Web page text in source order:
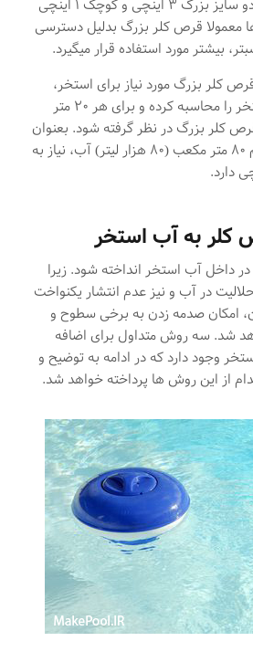
انجام داد. قرص کلر در دو سایز بزرگ ۳ اینچی و کوچک ۱ اینچی
معمولا قرص کلر بزرگ بدلیل دسترسی
بیشتر مورد استفاده قرار میگیرد.
کلر بزرگ مورد نیاز برای استخر،
میبایست ابتدا حجم استخر را محاسبه کرده و برای هر ۲۰ متر
کلر بزرگ در نظر گرفته شود. بعنوان
مثال، یک استخر با حجم ۸۰ متر مکعب (۸۰ هزار لیتر) آب، نیاز به
کلر به آب استخر
داخل آب استخر انداخته شود. زیرا
در آب و نیز عدم انتشار یکنواخت
امکان صدمه زدن به برخی سطوح و
شد. سه روش متداول برای اضافه
وجود دارد که در ادامه به توضیح و
از این روش ها پرداخته خواهد شد.